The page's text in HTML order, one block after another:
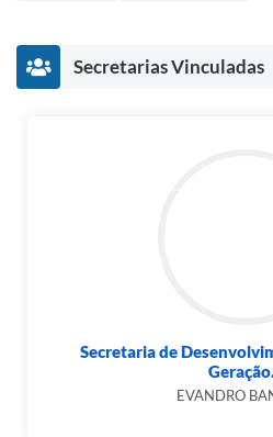
Secretarias Vinculadas
Secretaria de
EVANDRO